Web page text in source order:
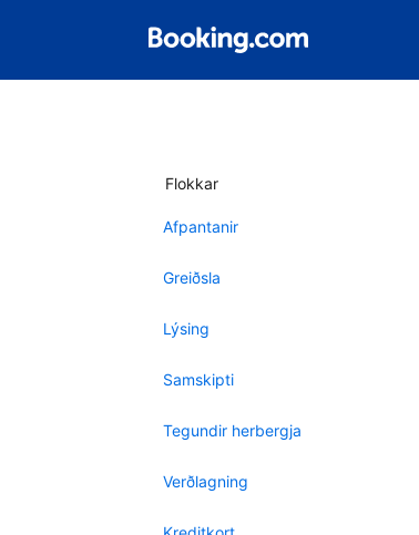
Flokkar
Afpantanir
Greiðsla
Lýsing
Samskipti
Tegundir herbergja
Verðlagning